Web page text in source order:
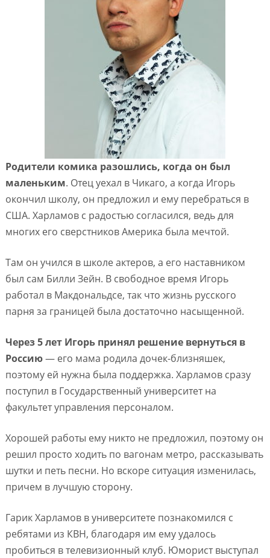
Родители комика разошлись, когда он был
маленьким. Отец уехал в Чикаго, а когда Игорь
окончил школу, он предложил и ему перебраться в
США. Харламов с радостью согласился, ведь для
многих его сверстников Америка была мечтой.
Там он учился в школе актеров, а его наставником
был сам Билли Зейн. В свободное время Игорь
работал в Макдональдсе, так что жизнь русского
парня за границей была достаточно насыщенной.
Через 5 лет Игорь принял решение вернуться в
Россию— его мама родила дочек-близняшек,
поэтому ей нужна была поддержка. Харламов сразу
поступил в Государственный университет на
факультет управления персоналом.
Хорошей работы ему никто не предложил, поэтому он
решил просто ходить по вагонам метро, рассказывать
шутки и петь песни. Но вскоре ситуация изменилась,
причем в лучшую сторону.
Гарик Харламов в университете познакомился с
ребятами из КВН, благодаря им ему удалось
пробиться в телевизионный клуб. Юморист выступал